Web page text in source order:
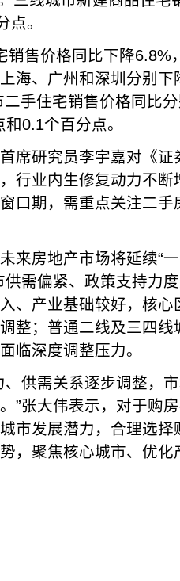
点。
销售价格同比下降6.8%
海、广州和深圳分别
手住宅销售价格同比
0.1个百分点。
席研究员李宇嘉对《
行业内生修复动力不
口期，需重点关注二
来房地产市场将延续“
供需偏紧、政策支持力
、产业基础较好，核
整；普通二线及三四
临深度调整压力。
、供需关系逐步调整，
”张大伟表示，对于购
市发展潜力，合理选
，聚焦核心城市、优